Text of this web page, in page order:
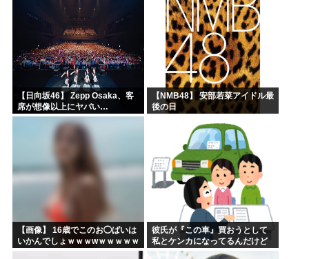
【日向坂46】 Zepp Osaka、客
席が想像以上にヤバい…
【NMB48】 安部若菜アイドル最
後の日
【画像】 16歳でこのお◯ぱいは
いかんでしょｗｗｗwｗｗｗｗｗ
ｗｗｗ❤
彼氏が『この車』買おうとして
私とケンカになってるんだけど
ｗｗｗｗｗｗ